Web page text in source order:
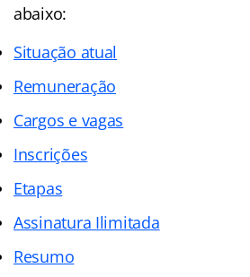
abaixo:
Situação atual
Remuneração
Cargos e vagas
Inscrições
Etapas
Assinatura Ilimitada
Resumo